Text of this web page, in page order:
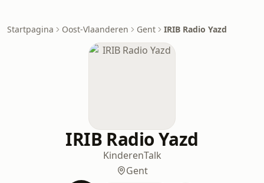
Startpagina Oost-Vlaanderen Gent IRIB Radio Yazd
IRIB Radio Yazd
KinderenTalk
Gent